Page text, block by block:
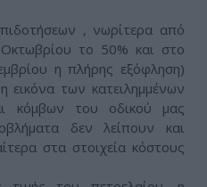
, νωρίτερα από
το 50% και στο
η πλήρης εξόφληση)
εικόνα των κατειλημμένων
κόμβων του οδικού μας
δεν λείπουν και
στα στοιχεία κόστους